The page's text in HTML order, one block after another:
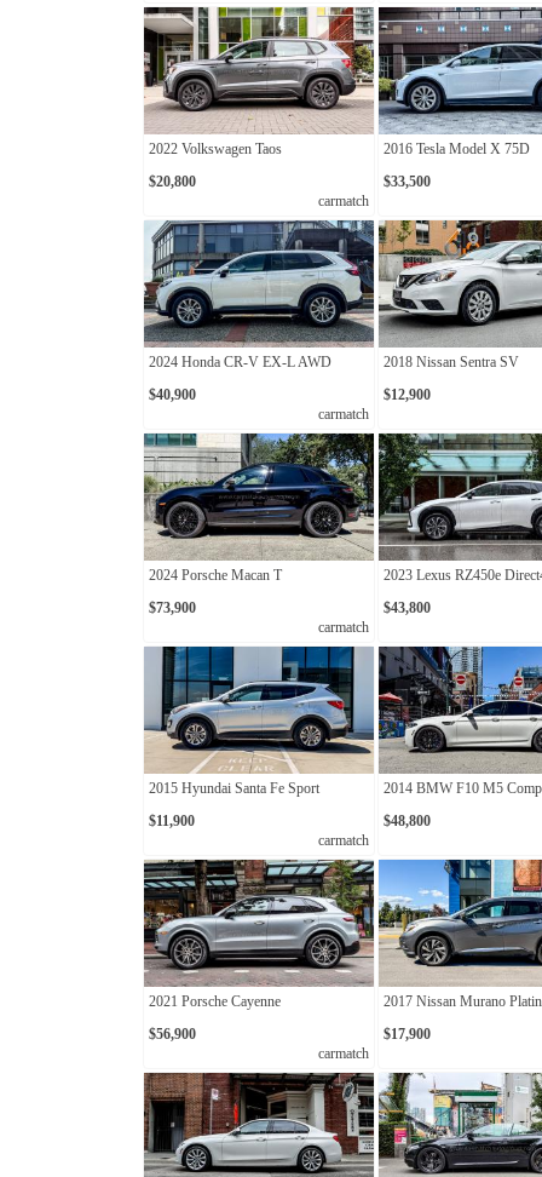
2022 Volkswagen Taos
$20,800
carmatch
2016 Tesla Model X 75D
$33,500
2024 Honda CR-V EX-L AWD
$40,900
carmatch
2018 Nissan Sentra SV
$12,900
2024 Porsche Macan T
$73,900
carmatch
2023 Lexus RZ450e
$43,800
2015 Hyundai Santa Fe Sport
$11,900
carmatch
2014 BMW F10 M5
$48,800
2021 Porsche Cayenne
$56,900
carmatch
2017 Nissan Murano
$17,900